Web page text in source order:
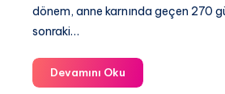
dönem, anne karnında geçen 270
sonraki…
Devamını Oku
İlk